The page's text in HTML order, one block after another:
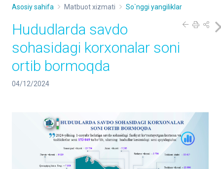
Asosiy sahifa Matbuot xizmati So`nggi yangiliklar
Hududlarda savdo
sohasidagi korxonalar soni
ortib bormoqda
04/12/2024